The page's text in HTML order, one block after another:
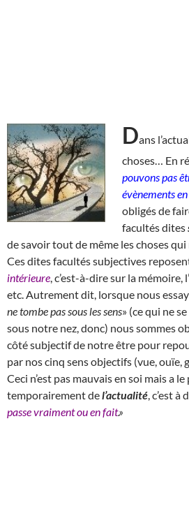
Dans
choses… En
pouvons pas
évènements
obligés de
facultés dites
de savoir tout de même les choses
Ces dites facultés subjectives
intérieure , c’est-à-dire sur la
etc. Autrement dit, lorsque nous
ne tombe pas sous les sens» (ce qui ne
sous notre nez, donc) nous sommes
côté subjectif de notre être pour
par nos cinq sens objectifs (vue, ouïe,
Ceci n’est pas mauvais en soi mais a
temporairement del’actualité , c’est à
passe vraiment ou en fait.»